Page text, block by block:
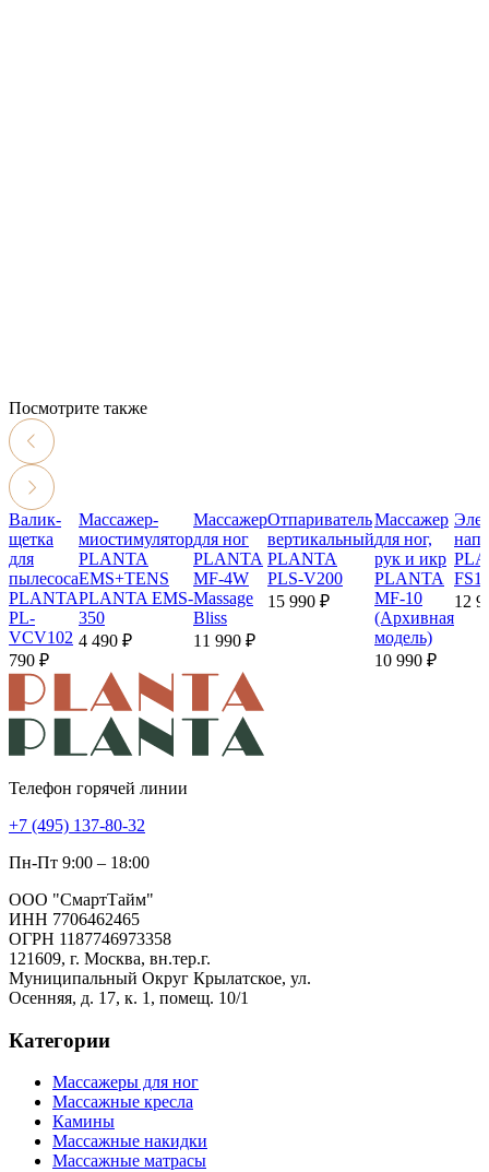
Посмотрите также
Валик-
щетка
для
пылесоса
PLANTA
PL-
VCV102
790 ₽
Массажер-
миостимулятор
PLANTA
EMS+TENS
PLANTA EMS-
350
4 490 ₽
Массажер
для ног
PLANTA
MF-4W
Massage
Bliss
11 990 ₽
Отпариватель
вертикальный
PLANTA
PLS-V200
15 990 ₽
Массажер
для ног,
рук и икр
PLANTA
MF-10
(Архивная
модель)
10 990 ₽
12
Телефон горячей линии
+7 (495) 137-80-32
Пн-Пт 9:00 – 18:00
ООО "СмартТайм"
ИНН 7706462465
ОГРН 1187746973358
121609, г. Москва, вн.тер.г.
Муниципальный Округ Крылатское, ул.
Осенняя, д. 17, к. 1, помещ. 10/1
Категории
Массажеры для ног
Массажные кресла
Камины
Массажные накидки
Массажные матрасы